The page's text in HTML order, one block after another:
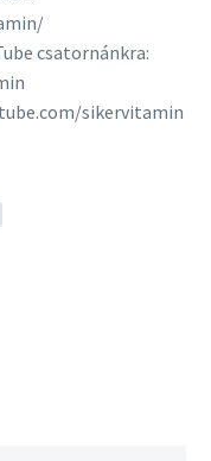
csatornánkra:
sikervitamin